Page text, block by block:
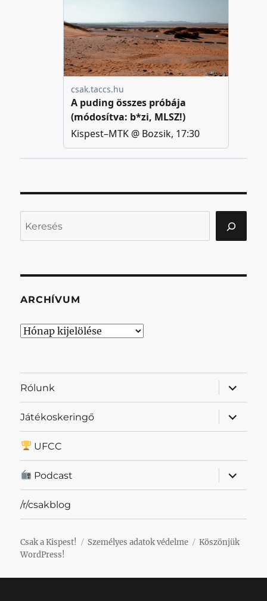
ARCHÍVUM
Archívum
Rólunk
almenü
Játékoskeringő
almenü
UFCC
Podcast
almenü
/r/csakblog
Csak a Kispest! Személyes adatok védelme
Köszönjük
WordPress!